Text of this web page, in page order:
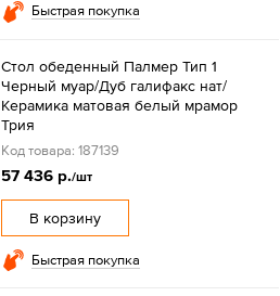
Быстрая покупка
Стол обеденный Палмер Тип 1
Черный муар/Дуб галифакс нат/
Керамика матовая белый мрамор
Трия
Код товара: 187139
57 436 р./шт
В корзину
Быстрая покупка